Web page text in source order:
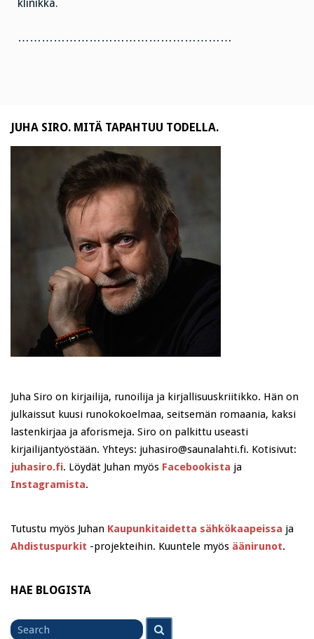
klinikka.
………………………………………………
JUHA SIRO. MITÄ TAPAHTUU TODELLA.
Juha Siro on kirjailija, runoilija ja kirjallisuuskriitikko. Hän on
julkaissut kuusi runokokoelmaa, seitsemän romaania, kaksi
lastenkirjaa ja aforismeja. Siro on palkittu useasti
kirjailijantyöstään. Yhteys: juhasiro@saunalahti.fi. Kotisivut:
juhasiro.fi. Löydät Juhan myös Facebookista ja
Instagramista.
Tutustu myös Juhan Kaupunkitaidetta sähkökaapeissa ja
Ahdistuspurkit -projekteihin. Kuuntele myös äänirunot.
HAE BLOGISTA
Search
for